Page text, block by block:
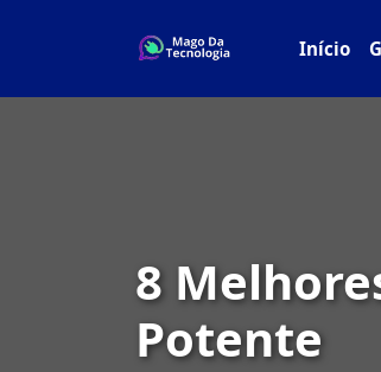
Início
8
Potente